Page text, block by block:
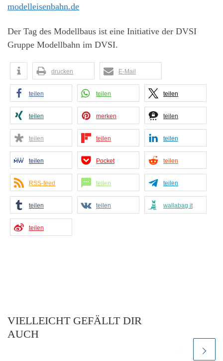
modelleisenbahn.de
Der Tag des Modellbaus ist eine Initiative der DVSI
Gruppe Modellbahn im DVSI.
drucken E-Mail
teilen teilen teilen
teilen merken teilen
teilen teilen teilen
teilen Pocket teilen
RSS-feed teilen teilen
teilen teilen wallabag it
teilen
VIELLEICHT GEFÄLLT DIR
AUCH